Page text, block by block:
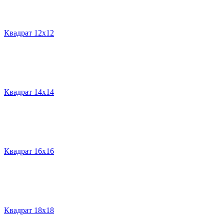
Квадрат 12х12
Квадрат 14х14
Квадрат 16х16
Квадрат 18х18